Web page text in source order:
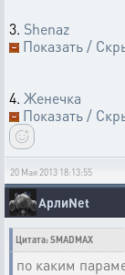
3. Shenaz
Показать /
4. Женечка
Показать /
20 Мая 2013 18:13:55
АрлиNet
Цитата: SMADMAX
по каким